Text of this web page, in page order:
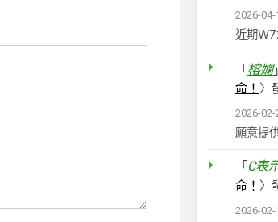
2026-04-
近期
「 榕嫻
命！ 〉
2026-02-
願意提
「 C表
命！ 〉
2026-02-